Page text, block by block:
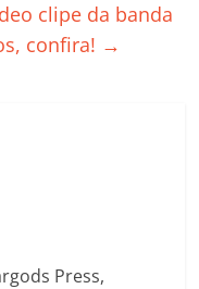
a
ss
k h
ar
clipe da banda
confira! →
Press,